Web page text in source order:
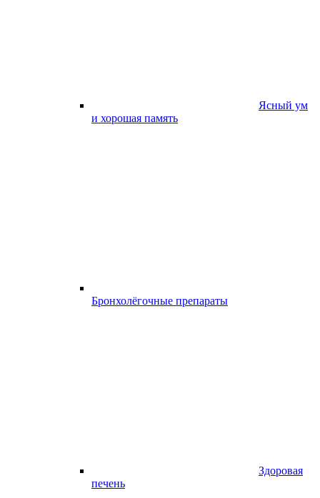
Ясный ум
и хорошая память
Бронхолёгочные препараты
Здоровая
печень